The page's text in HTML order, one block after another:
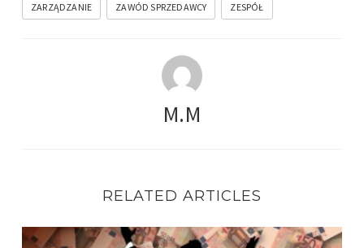
ZARZĄDZANIE ZAWÓD SPRZEDAWCY ZESPÓŁ
M.M
RELATED ARTICLES
Jak zwiększyć pewność siebie w sprzedaży?